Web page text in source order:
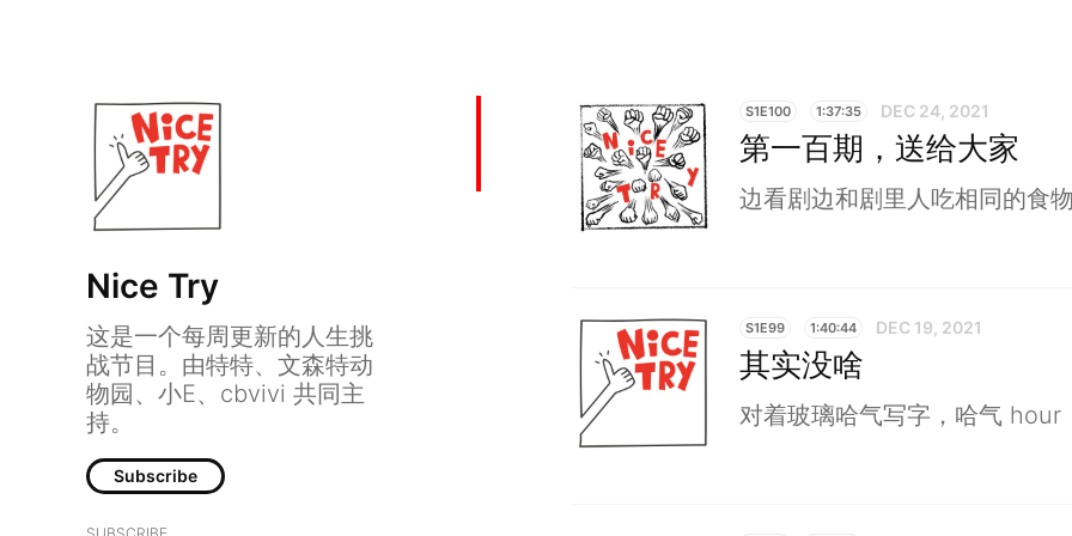
Nice Try
这是一个每周更新的人生挑
战节目。由特特、文森特动
物园、小E、cbvivi 共同主
持。
Subscribe
S1E100 1:37:35 DEC 24, 2021
第一百期，送给大家
边看剧边和剧里人吃相同的食
S1E99 1:40:44 DEC 19, 2021
其实没啥
对着玻璃哈气写字，哈气 hour